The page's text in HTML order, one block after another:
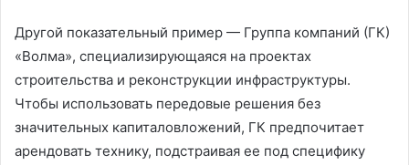
Другой показательный пример — Группа компаний (ГК)
«Волма», специализирующаяся на проектах
строительства и реконструкции инфраструктуры.
Чтобы использовать передовые решения без
значительных капиталовложений, ГК предпочитает
арендовать технику, подстраивая ее под специфику